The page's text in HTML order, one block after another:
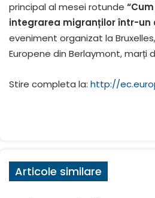
principal al mesei rotunde
integrarea migranților într-un
eveniment organizat la
Europene din Berlaymont, marți
Stire completa la: http://
Articole similare